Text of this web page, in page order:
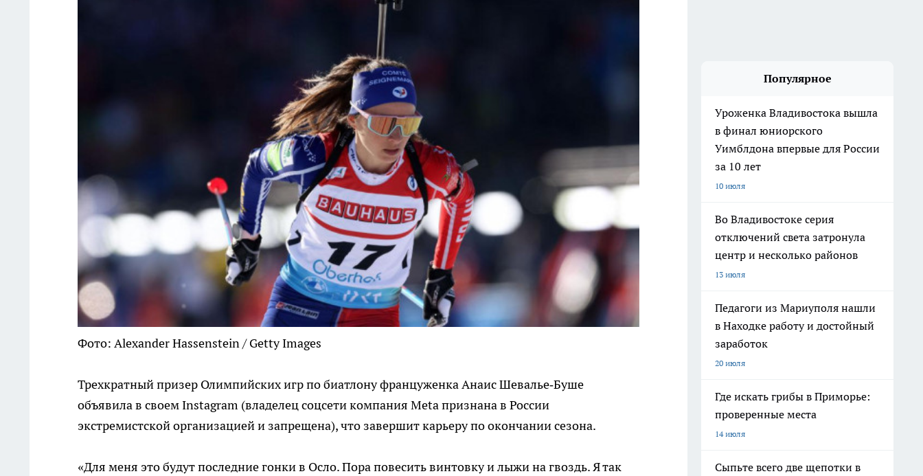
Фото: Alexander Hassenstein / Getty Images
Трехкратный призер Олимпийских игр по биатлону француженка Анаис Шевалье‑Буше
объявила в своем Instagram (владелец соцсети компания Metа признана в России
экстремистской организацией и запрещена), что завершит карьеру по окончании сезона.
«Для меня это будут последние гонки в Осло. Пора повесить винтовку и лыжи на гвоздь. Я так
Популярное
Уроженка Владивостока вышла
в финал юниорского
Уимблдона впервые для России
за 10 лет
10 июля
Во Владивостоке серия
отключений света затронула
центр и несколько районов
13 июля
Педагоги из Мариуполя нашли
в Находке работу и достойный
заработок
20 июля
Где искать грибы в Приморье:
проверенные места
14 июля
Сыпьте всего две щепотки в